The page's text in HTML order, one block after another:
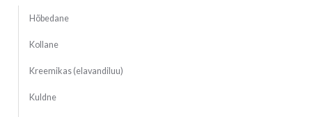
Hõbedane
Kollane
Kreemikas (elavandiluu)
Kuldne